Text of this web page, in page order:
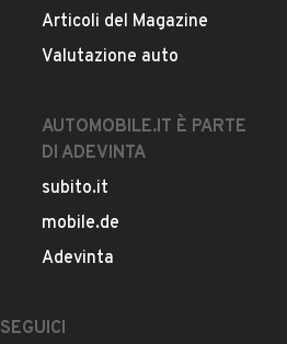
Articoli del Magazine
Valutazione auto
AUTOMOBILE.IT È PARTE
DI ADEVINTA
subito.it
mobile.de
Adevinta
SEGUICI